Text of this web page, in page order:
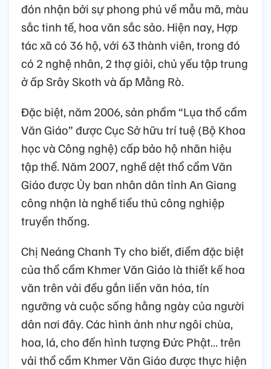
đón nhận bởi sự phong phú về mẫu mã, màu
sắc tinh tế, hoa văn sắc sảo. Hiện nay, Hợp
tác xã có 36 hộ, với 63 thành viên, trong đó
có 2 nghệ nhân, 2 thợ giỏi, chủ yếu tập trung
ở ấp Srây Skoth và ấp Mằng Rò.
Đặc biệt, năm 2006, sản phẩm “Lụa thổ cẩm
Văn Giáo” được Cục Sở hữu trí tuệ (Bộ Khoa
học và Công nghệ) cấp bảo hộ nhãn hiệu
tập thể. Năm 2007, nghề dệt thổ cẩm Văn
Giáo được Ủy ban nhân dân tỉnh An Giang
công nhận là nghề tiểu thủ công nghiệp
truyền thống.
Chị Neáng Chanh Ty cho biết, điểm đặc biệt
của thổ cẩm Khmer Văn Giáo là thiết kế hoa
văn trên vải đều gắn liền văn hóa, tín
ngưỡng và cuộc sống hằng ngày của người
dân nơi đây. Các hình ảnh như ngôi chùa,
hoa, lá, cho đến hình tượng Đức Phật… trên
vải thổ cẩm Khmer Văn Giáo được thực hiện